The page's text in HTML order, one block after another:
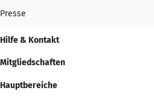
Presse
Hilfe & Kontakt
Mitgliedschaften
Hauptbereiche